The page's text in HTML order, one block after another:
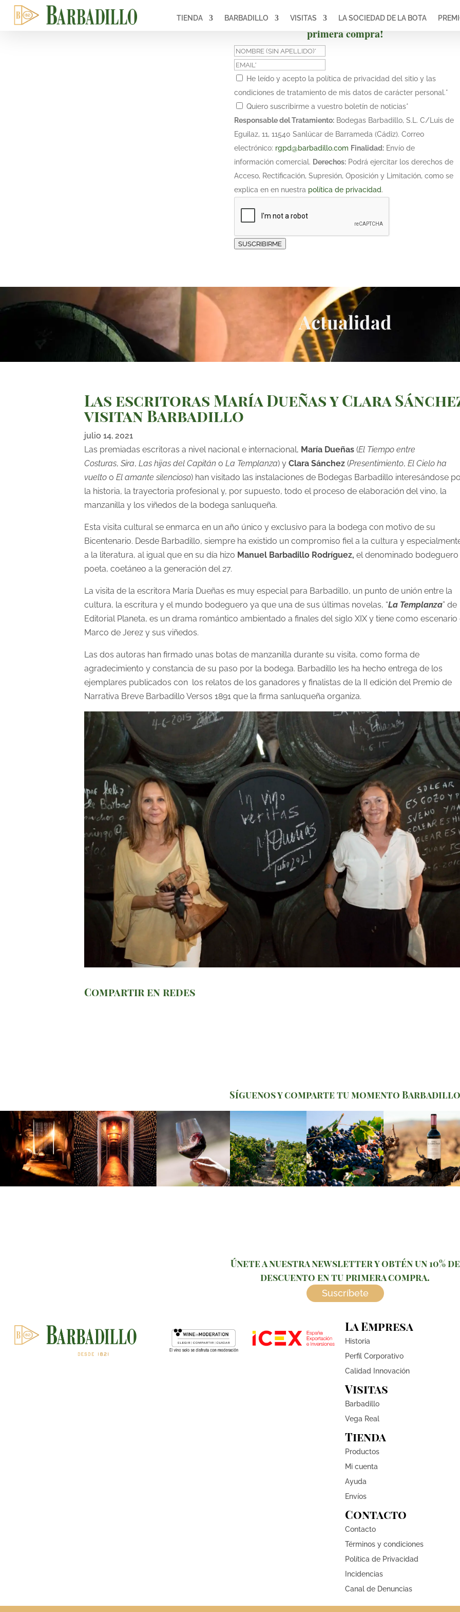
¡Suscríbete y obtén un 10% de descuento en tu
primera compra!
He leído y acepto la política de privacidad del sitio y las
condiciones de tratamiento de mis datos de carácter personal.*
Quiero suscribirme a vuestro boletín de noticias*
Responsable del Tratamiento: Bodegas Barbadillo, S.L. C/Luis de
Eguilaz, 11, 11540 Sanlúcar de Barrameda (Cádiz). Correo
electrónico: rgpd@barbadillo.com Finalidad: Envío de
información comercial. Derechos: Podrá ejercitar los derechos de
Acceso, Rectificación, Supresión, Oposición y Limitación, como se
explica en en nuestra política de privacidad.
SUSCRIBIRME
TIENDA BARBADILLO VISITAS LA SOCIEDAD DE LA BOTA
Actualidad
Las escritoras María Dueñas y Clara
visitan Barbadillo
julio 14, 2021
Las premiadas escritoras a nivel nacional e internacional, María Dueñas (El Tiempo entre
Costuras,Sira,Las hijas del Capitán oLa Templanza) yClara Sánchez (Presentimiento,El Cielo ha
vuelto oEl amante silencioso) han visitado las instalaciones de Bodegas Barbadillo interesándose
la historia, la trayectoria profesional y, por supuesto, todo el proceso de elaboración del vino, la
manzanilla y los viñedos de la bodega sanluqueña.
Esta visita cultural se enmarca en un año único y exclusivo para la bodega con motivo de su
Bicentenario. Desde Barbadillo, siempre ha existido un compromiso fiel a la cultura y
a la literatura, al igual que en su día hizo Manuel Barbadillo Rodríguez,el denominado bodeguero
poeta, coetáneo a la generación del 27.
La visita de la escritora María Dueñas es muy especial para Barbadillo, un punto de unión entre la
cultura, la escritura y el mundo bodeguero ya que una de sus últimas novelas, “La Templanza” de
Editorial Planeta, es un drama romántico ambientado a finales del siglo XIX y tiene como escenario
Marco de Jerez y sus viñedos.
Las dos autoras han firmado unas botas de manzanilla durante su visita, como forma de
agradecimiento y constancia de su paso por la bodega. Barbadillo les ha hecho entrega de los
ejemplares publicados con los relatos de los ganadores y finalistas de la II edición del Premio de
Narrativa Breve Barbadillo Versos 1891 que la firma sanluqueña organiza.
Compartir en redes
Síguenos y comparte tu momento Barbadillo
Únete a nuestra newsletter y obtén un 10% de
descuento en tu primera compra.
Suscríbete
La Empresa
Historia
Perfil Corporativo
Calidad Innovación
Visitas
Barbadillo
Vega Real
Tienda
Productos
Mi cuenta
Ayuda
Envíos
Contacto
Contacto
Términos y condiciones
Política de Privacidad
Incidencias
Canal de Denuncias